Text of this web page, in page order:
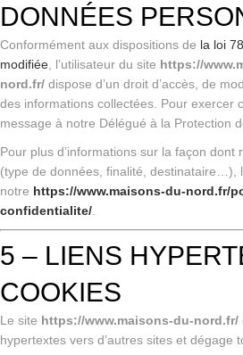
DONNÉES
Conformément aux dispositions de la loi
modifiée , l’utilisateur du site https://
nord.fr/ dispose d’un droit d’accès, de
des informations collectées. Pour exercer
message à notre Délégué à la Protection
Pour plus d’informations sur la façon dont
(type de données, finalité, destinataire…),
notre https://www.maisons-du-nord.fr/
confidentialite/
5 – LIENS
COOKIES
Le site https://www.maisons-du-nord.fr/
hypertextes vers d’autres sites et dégage